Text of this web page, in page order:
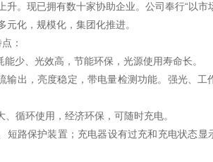
升。现已拥有数十家协助企业。公司奉行“以
化，规模化，集团化推进。
：
少、光效高，节能环保，光源使用寿命长。
输出，亮度稳定，带电量检测功能。强光、
循环使用，经济环保，可随时充电。
短路保护装置；充电器设有过充和充电状态